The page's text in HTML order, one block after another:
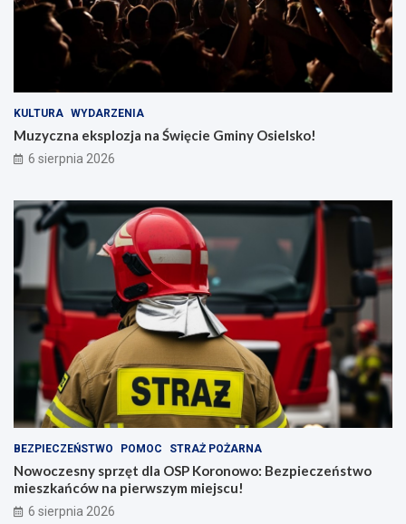
KULTURA WYDARZENIA
Muzyczna eksplozja na Święcie Gminy Osielsko!
6 sierpnia 2026
BEZPIECZEŃSTWO POMOC STRAŻ POŻARNA
Nowoczesny sprzęt dla OSP Koronowo: Bezpieczeństwo
mieszkańców na pierwszym miejscu!
6 sierpnia 2026